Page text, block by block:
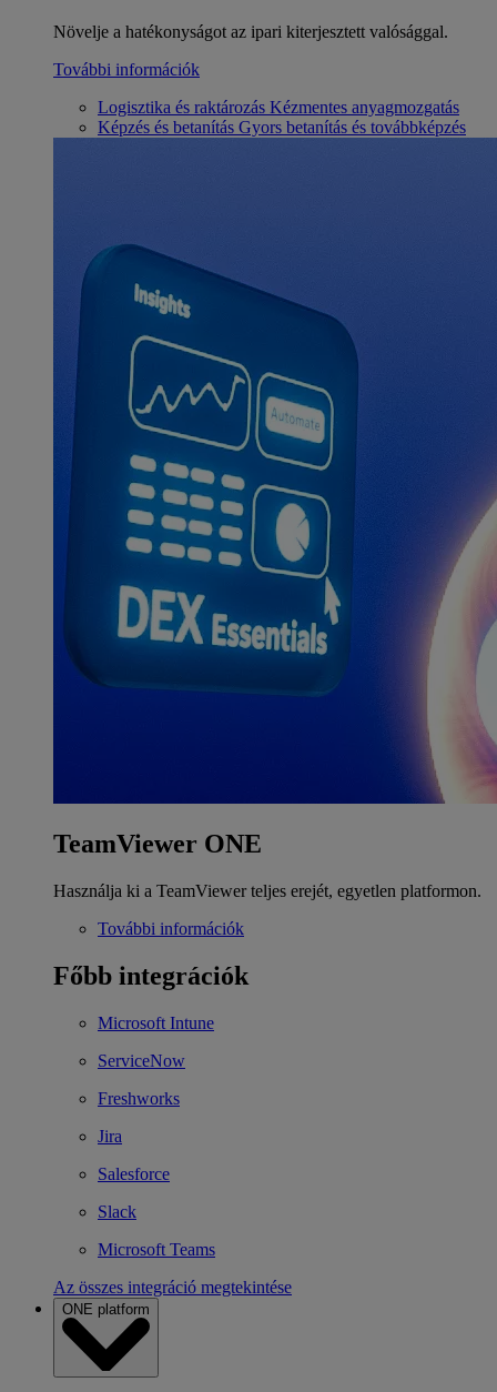
Növelje a hatékonyságot az ipari kiterjesztett valósággal.
További információk
Logisztika és raktározás Kézmentes anyagmozgatás
Képzés és betanítás Gyors betanítás és továbbképzés
TeamViewer ONE
Használja ki a TeamViewer teljes erejét, egyetlen platformon.
További információk
Főbb integrációk
Microsoft Intune
ServiceNow
Freshworks
Jira
Salesforce
Slack
Microsoft Teams
Az összes integráció megtekintése
ONE platform